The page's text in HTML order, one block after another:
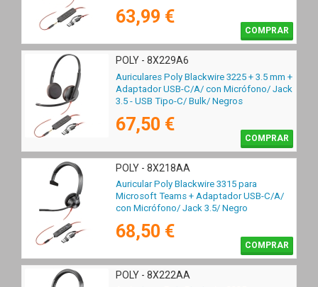
63,99 €
COMPRAR
POLY - 8X229A6
Auriculares Poly Blackwire 3225 + 3.5 mm +
Adaptador USB-C/A/ con Micrófono/ Jack
3.5 - USB Tipo-C/ Bulk/ Negros
67,50 €
COMPRAR
POLY - 8X218AA
Auricular Poly Blackwire 3315 para
Microsoft Teams + Adaptador USB-C/A/
con Micrófono/ Jack 3.5/ Negro
68,50 €
COMPRAR
POLY - 8X222AA